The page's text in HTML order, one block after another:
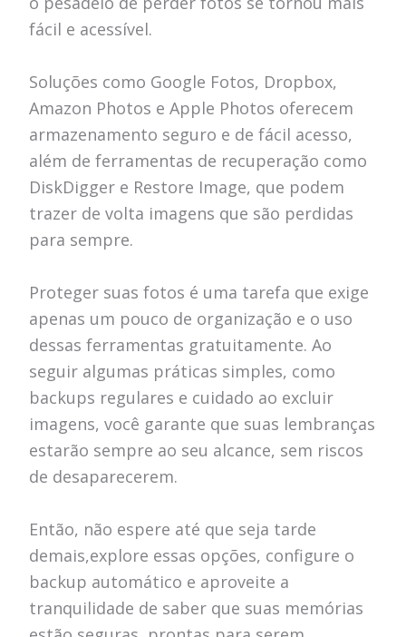
fácil e acessível.
Soluções como Google Fotos, Dropbox,
Amazon Photos e Apple Photos oferecem
armazenamento seguro e de fácil acesso,
além de ferramentas de recuperação como
DiskDigger e Restore Image, que podem
trazer de volta imagens que são perdidas
para sempre.
Proteger suas fotos é uma tarefa que exige
apenas um pouco de organização e o uso
dessas ferramentas gratuitamente. Ao
seguir algumas práticas simples, como
backups regulares e cuidado ao excluir
imagens, você garante que suas lembranças
estarão sempre ao seu alcance, sem riscos
de desaparecerem.
Então, não espere até que seja tarde
demais,explore essas opções, configure o
backup automático e aproveite a
tranquilidade de saber que suas memórias